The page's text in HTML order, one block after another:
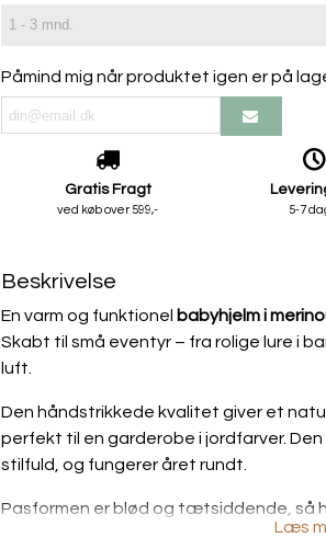
Påmind mig når produktet igen er på
Gratis Fragt
ved køb over 599,- 5-7
Beskrivelse
En varm og funktionel babyhjelm i
Skabt til små eventyr – fra rolige lure i
luft.
Den håndstrikkede kvalitet giver et
perfekt til en garderobe i jordfarver.
stilfuld, og fungerer året rundt.
Pasformen er blød og tætsiddende, så
– også når dit barn bevæger sig. Den
Læs